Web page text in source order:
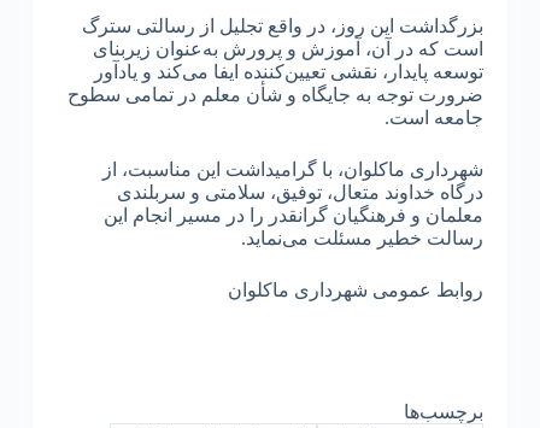
بزرگداشت این روز، در واقع تجلیل از رسالتی سترگ
است که در آن، آموزش و پرورش به‌عنوان زیربنای
توسعه پایدار، نقشی تعیین‌کننده ایفا می‌کند و یادآور
ضرورت توجه به جایگاه و شأن معلم در تمامی سطوح
جامعه است.
شهرداری ماکلوان، با گرامیداشت این مناسبت، از
درگاه خداوند متعال، توفیق، سلامتی و سربلندی
معلمان و فرهنگیان گرانقدر را در مسیر انجام این
رسالت خطیر مسئلت می‌نماید.
روابط عمومی شهرداری ماکلوان
برچسب‌ها